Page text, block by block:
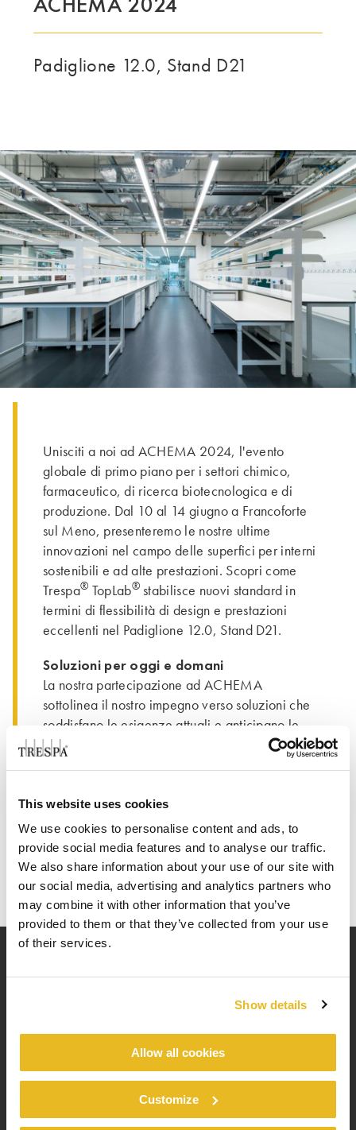
This website uses cookies
We use cookies to personalise content and ads, to
provide social media features and to analyse our traffic.
We also share information about your use of our site with
our social media, advertising and analytics partners who
may combine it with other information that you’ve
provided to them or that they’ve collected from your use
of their services.
Show details
Allow all cookies
Customize
IL GRUPPO | TRESPA INTERNATIONAL
Padiglione 12.0, Stand D21
Unisciti a noi ad ACHEMA 2024, l'evento
globale di primo piano per i settori chimico,
farmaceutico, di ricerca biotecnologica e di
produzione. Dal 10 al 14 giugno a Francoforte
sul Meno, presenteremo le nostre ultime
innovazioni nel campo delle superfici per interni
sostenibili e ad alte prestazioni. Scopri come
Trespa® TopLab®stabilisce nuovi standard in
termini di flessibilità di design e prestazioni
eccellenti nel Padiglione 12.0, Stand D21.
Soluzioni per oggi e domani
La nostra partecipazione ad ACHEMA
sottolinea il nostro impegno verso soluzioni che
soddisfano le esigenze attuali e anticipano le
sfide future. Il nostro stand evidenzierà le ultime
in termini di
esigenze dinamiche delle industrie chimiche,
farmaceutiche e biotecnologiche.
con i nostri esperti
nostre soluzioni possono soddisfare le specifiche esigenze
del tuo progetto.
Segna sul tuo calendario le date dal 10 al 14 giugno
2024 e vieni a trovarci ad ACHEMA a Francoforte sul